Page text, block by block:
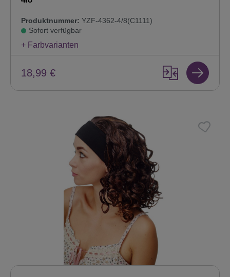
Produktnummer: YZF-4362-4/8(C1111)
Sofort verfügbar
+ Farbvarianten
18,99 €